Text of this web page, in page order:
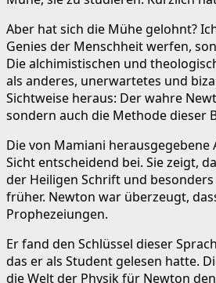
Aber hat sich die Mühe gelohnt?
Genies der Menschheit werfen,
Die alchimistischen und
als anderes, unerwartetes und
Sichtweise heraus: Der wahre
sondern auch die Methode dieser
Die von Mamiani
Sicht entscheidend bei. Sie zeigt,
der Heiligen Schrift und
früher. Newton war überzeugt,
Prophezeiungen.
Er fand den Schlüssel dieser
das er als Student gelesen hatte.
die Welt der Physik für Newton